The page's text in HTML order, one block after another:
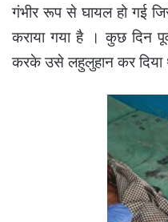
गंभीर रूप से घायल हो गई
कराया गया है । कुछ दिन
करके उसे लहुलुहान कर दिया